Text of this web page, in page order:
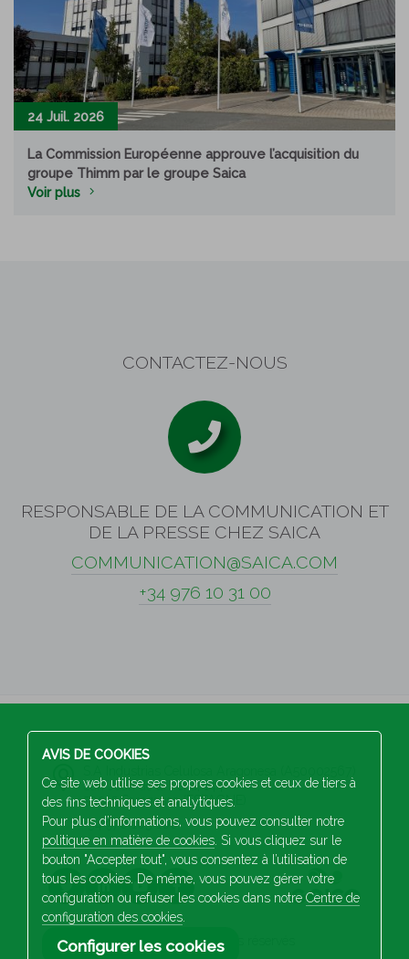
24 Juil. 2026
La Commission Européenne approuve l’acquisition du
groupe Thimm par le groupe Saica
Voir plus
CONTACTEZ-NOUS
RESPONSABLE DE LA COMMUNICATION ET
DE LA PRESSE CHEZ SAICA
COMMUNICATION@SAICA.COM
+34 976 10 31 00
San Juan de la Peña, 144
50015 Saragosse (ESPAGNE)
+34 976 103 100
2026 Saica. Tous droits réservés
AVIS DE COOKIES
Ce site web utilise ses propres cookies et ceux de tiers à
des fins techniques et analytiques.
Pour plus d’informations, vous pouvez consulter notre
politique en matière de cookies . Si vous cliquez sur le
bouton "Accepter tout", vous consentez à l’utilisation de
tous les cookies. De même, vous pouvez gérer votre
configuration ou refuser les cookies dans notre Centre de
configuration des cookies
Configurer les cookies